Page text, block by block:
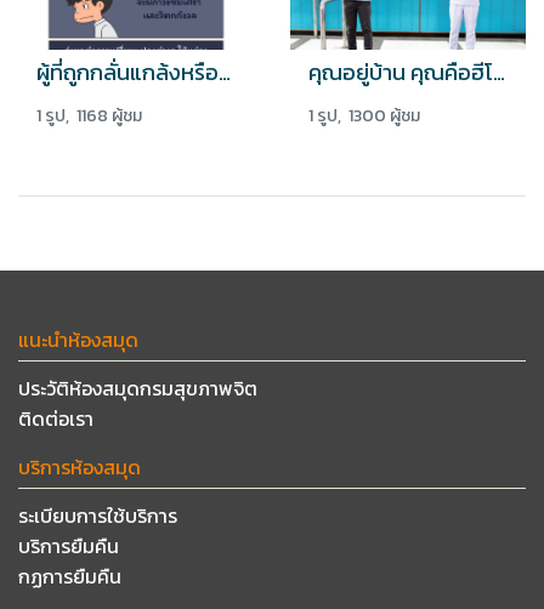
ผู้ที่ถูกกลั่นแกล้งหรือรังแก อาจมีภาวะซึมเศร้าหรือวิตกกังวลเกิดขึ้น
1 รูป, 1168 ผู้ชม
คุณอยู่บ้าน คุณคือฮีโร่ของหมอและชาติ
1 รูป, 1300 ผู้ชม
แนะนำห้องสมุด
ประวัติห้องสมุดกรมสุขภาพจิต
ติดต่อเรา
บริการห้องสมุด
ระเบียบการใช้บริการ
บริการยืมคืน
กฏการยืมคืน